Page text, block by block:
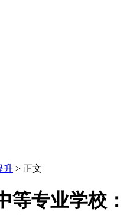
升 > 正文
等专业学校：